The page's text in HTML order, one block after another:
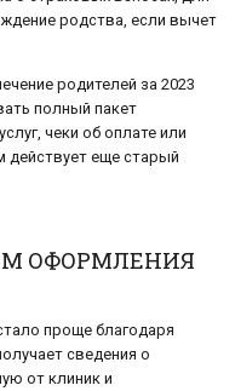
родства, если вычет
родителей за 2023
полный пакет
чеки об оплате или
действует еще старый
ОФОРМЛЕНИЯ
проще благодаря
сведения о
от клиник и